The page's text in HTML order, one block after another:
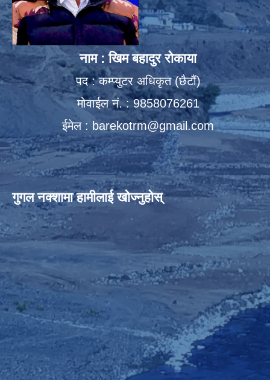
नाम : खिम बहादुर रोकाया
पद : कम्प्युटर अधिकृत (छैटौं)
मोवाईल नं. : 9858076261
ईमेल : barekotrm@gmail.com
गुगल नक्शामा हामीलाई खोज्नुहोस्